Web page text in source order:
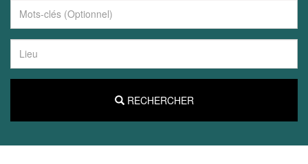
RECHERCHER